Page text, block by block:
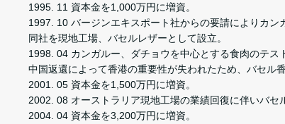
1995. 11 資本金を1,000万円に増資。
1997. 10 バージンエキスポート社からの要請によりカン
同社を現地工場、バセルレザーとして設立。
1998. 04 カンガルー、ダチョウを中心とする食肉のテス
中国返還によって香港の重要性が失われたため、バセル香
2001. 05 資本金を1,500万円に増資。
2002. 08 オーストラリア現地工場の業績回復に伴いバセ
2004. 04 資本金を3,200万円に増資。